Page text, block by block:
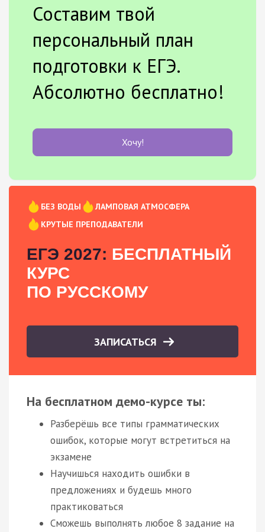
Составим твой
персональный план
подготовки к ЕГЭ.
Абсолютно бесплатно!
Хочу!
БЕЗ ВОДЫ
ЛАМПОВАЯ АТМОСФЕРА
КРУТЫЕ ПРЕПОДАВАТЕЛИ
ЕГЭ 2027: БЕСПЛАТНЫЙ
КУРС
ПО РУССКОМУ
ЗАПИСАТЬСЯ
На бесплатном демо-курсе ты:
Разберёшь все типы грамматических
ошибок, которые могут встретиться на
экзамене
Научишься находить ошибки в
предложениях и будешь много
практиковаться
Сможешь выполнять любое 8 задание на